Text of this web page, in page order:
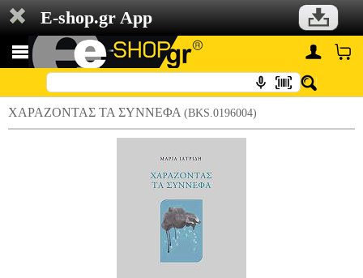
E-shop.gr App
ΧΑΡΑΖΟΝΤΑΣ ΤΑ ΣΥΝΝΕΦΑ (BKS.0196004)